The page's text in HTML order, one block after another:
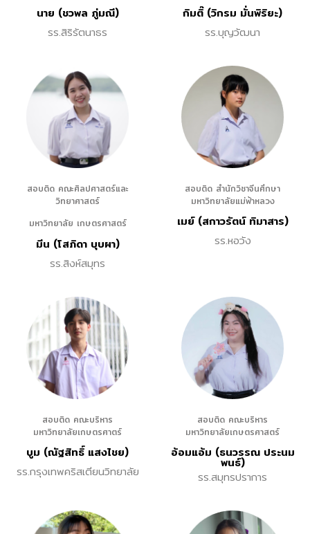
นาย (ชวพล ภู่มณี)
รร.สิริรัตนาธร
กิมติ๊ (วิกรม มั่นพิริยะ)
รร.บุญวัฒนา
สอบติด คณะศิลปศาสตร์และ
วิทยาศาสตร์
มหาวิทยาลัย เกษตรศาสตร์
มีน (โสภิดา บุบผา)
รร.สิงห์สมุทร
สอบติด สำนักวิชาจีนศึกษา
มหาวิทยาลัยแม่ฟ้าหลวง
เมย์ (สกาวรัตน์ ทิมาสาร)
รร.หอวัง
สอบติด คณะบริหาร
มหาวิทยาลัยเกษตรศาตร์
บูม (ณัฐสิทธิ์ แสงไชย)
รร.กรุงเทพคริสเตียนวิทยาลัย
สอบติด คณะบริหาร
มหาวิทยาลัยเกษตรศาสตร์
อ้อมแอ้ม (ธนวรรณ ประนม
พนธ์)
รร.สมุทรปราการ